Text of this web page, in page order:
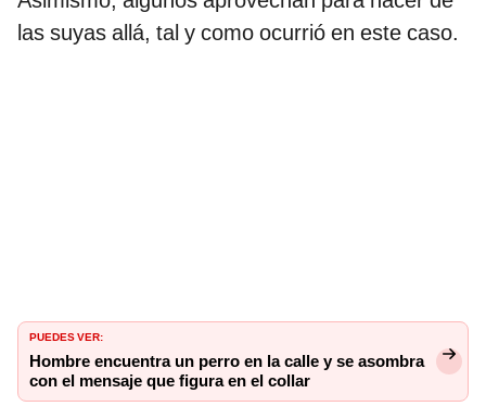
las suyas allá, tal y como ocurrió en este caso.
PUEDES VER:
Hombre encuentra un perro en la calle y se asombra
con el mensaje que figura en el collar